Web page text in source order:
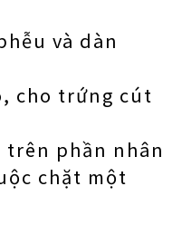
và dàn
cho trứng cút
phần nhân
chặt một